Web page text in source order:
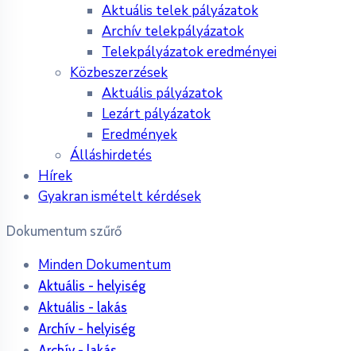
Aktuális telek pályázatok
Archív telekpályázatok
Telekpályázatok eredményei
Közbeszerzések
Aktuális pályázatok
Lezárt pályázatok
Eredmények
Álláshirdetés
Hírek
Gyakran ismételt kérdések
Dokumentum szűrő
Minden Dokumentum
Aktuális - helyiség
Aktuális - lakás
Archív - helyiség